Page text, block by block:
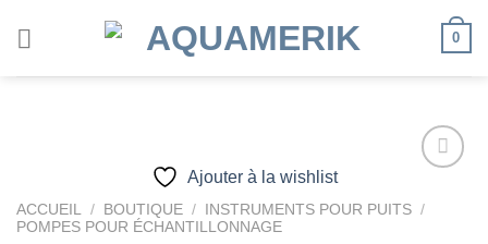
0
Ajouter à la wishlist
ACCUEIL / BOUTIQUE / INSTRUMENTS POUR PUITS /
POMPES POUR ÉCHANTILLONNAGE